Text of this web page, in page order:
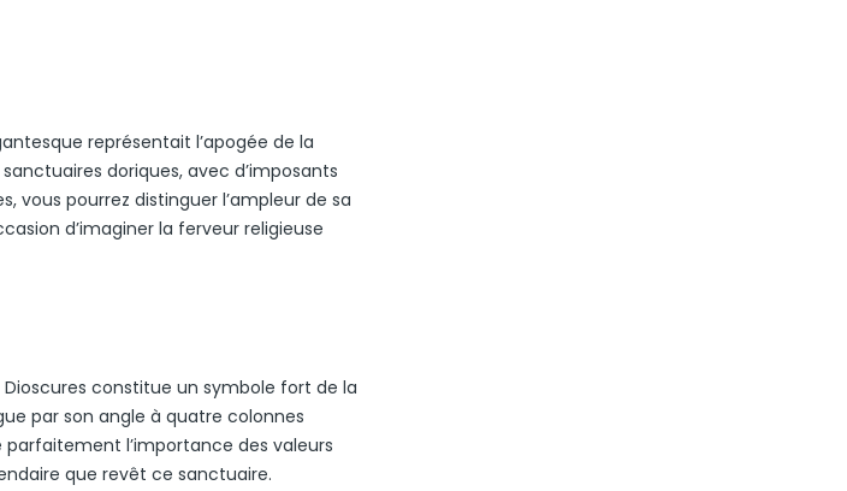
représentait l’apogée de la
doriques, avec d’imposants
vous pourrez distinguer l’ampleur de sa
d’imaginer la ferveur religieuse
Dioscures constitue un symbole fort de la
par son angle à quatre colonnes
parfaitement l’importance des valeurs
que revêt ce sanctuaire.